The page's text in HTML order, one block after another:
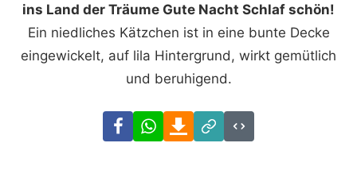
ins Land der Träume Gute Nacht Schlaf schön!
Ein niedliches Kätzchen ist in eine bunte Decke
eingewickelt, auf lila Hintergrund, wirkt gemütlich
und beruhigend.
FacebookWhatsAppDownload
Link
Code